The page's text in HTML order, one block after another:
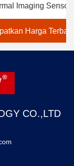
Sensor
Field of
Harga Terbaik
CO.,LTD